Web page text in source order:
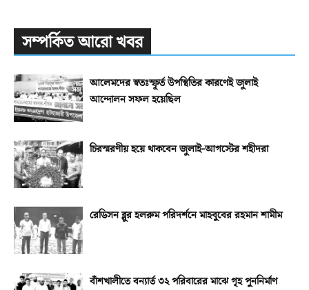
সম্পর্কিত আরো খবর
আলেমদের স্বতঃস্ফূর্ত উপস্থিতির কারণেই জুলাই
আন্দোলন সফল হয়েছিল
চিরস্মরণীয় হয়ে থাকবেন জুলাই-আগস্টের শহীদরা
রেডিসন ব্লুর হলরুম পরিদর্শনে মাহবুবের রহমান শামীম
বাঁশখালীতে বন্যার্ত ৩২ পরিবারের মাঝে গৃহ পুননির্মাণ